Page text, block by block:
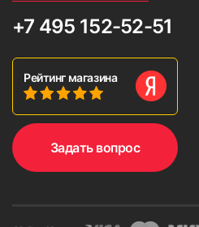
+7 495 152-52-51
Рейтинг магазина
Задать вопрос